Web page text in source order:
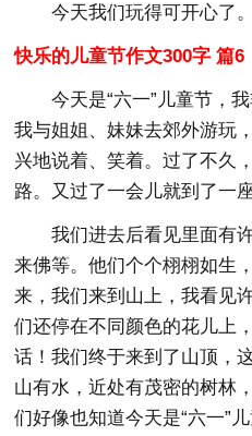
今天我们玩得可开心了。
快乐的儿童节作文300字 篇6
今天是“六一”儿童节，
我与姐姐、妹妹去郊外游玩
兴地说着、笑着。过了不久
路。又过了一会儿就到了一
我们进去后看见里面有
来佛等。他们个个栩栩如生
来，我们来到山上，我看见
们还停在不同颜色的花儿上
话！我们终于来到了山顶，
山有水，近处有茂密的树林
们好像也知道今天是“六一”